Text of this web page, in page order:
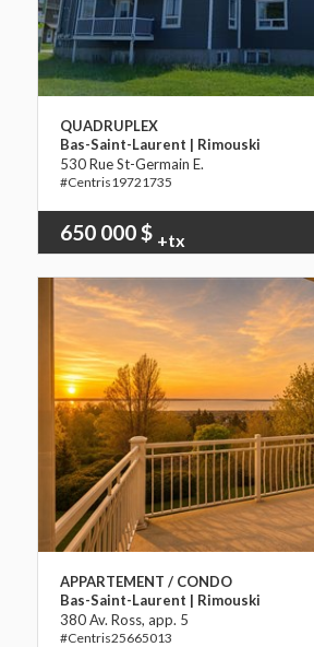
QUADRUPLEX
Bas-Saint-Laurent | Rimouski
530 Rue St-Germain E.
19721735
650 000 $ +tx
APPARTEMENT / CONDO
Bas-Saint-Laurent | Rimouski
380 Av. Ross, app. 5
25665013